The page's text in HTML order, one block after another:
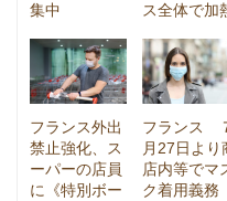
集中
ス全体で加
フランス外出
禁止強化、ス
ーパーの店員
に《特別ボー
フランス
月27日より
店内等でマ
ク着用義務